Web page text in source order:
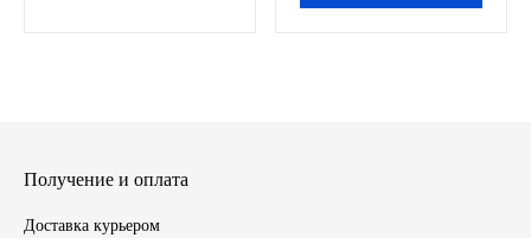
Фитинги
Получение и оплата
Доставка курьером